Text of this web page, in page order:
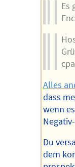
Es
Alles
dass
wenn
Du
dem